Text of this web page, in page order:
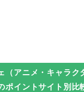
（アニメ・キャラク
ポイントサイト別比